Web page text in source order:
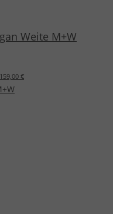
Weite M+W
159,00 €